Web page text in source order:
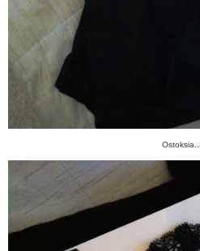
Ostoksia...